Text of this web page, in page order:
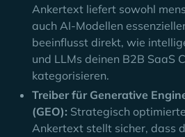
Ankertext liefert sowohl
auch AI-Modellen
beeinflusst direkt, wie
und LLMs deinen B2B SaaS
kategorisieren.
Treiber für Generative
(GEO): Strategisch
Ankertext stellt sicher, dass